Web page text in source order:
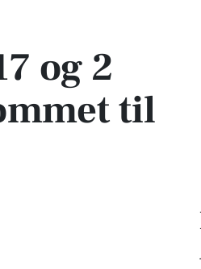
i Frederiksværk - se boligerne her.
og 2
til